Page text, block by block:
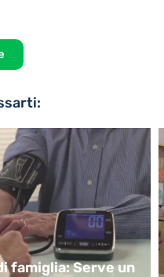
famiglia: Serve un